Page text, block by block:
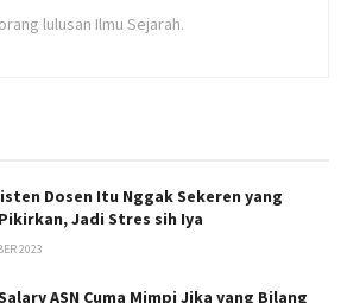
lulusan Ilmu Sejarah.
Dosen Itu Nggak Sekeren yang
Jadi Stres sih Iya
2023
ASN Cuma Mimpi Jika yang Bilang